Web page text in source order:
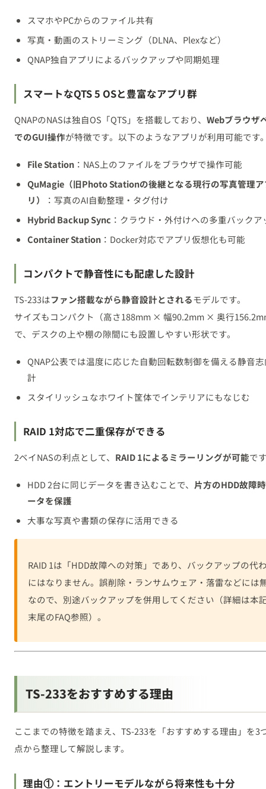
スマホやPCからのファイル共有
写真・動画のストリーミング（DLNA、Plexなど）
QNAP独自アプリによるバックアップや同期処理
スマートなQTS 5 OSと豊富なアプリ群
QNAPのNASは独自OS「QTS」を搭載しており、 Webブラウザ
でのGUI操作が特徴です。以下のようなアプリが利用可能です
File Station ：NAS上のファイルをブラウザで操作可能
QuMagie（旧Photo Stationの後継となる現行の写真管理
リ）
：写真のAI自動整理・タグ付け
Hybrid Backup Sync ：クラウド・外付けへの多重バックア
Container Station ：Docker対応でアプリ仮想化も可能
コンパクトで静音性にも配慮した設計
TS-233はファン搭載ながら静音設計とされるモデルです。
サイズもコンパクト（高さ188mm × 幅90.2mm × 奥行
で、デスクの上や棚の隙間にも設置しやすい形状です。
QNAP公表では温度に応じた自動回転数制御を備える静音
計
スタイリッシュなホワイト筐体でインテリアにもなじむ
RAID 1対応で二重保存ができる
2ベイNASの利点として、 RAID 1によるミラーリングが可能で
HDD 2台に同じデータを書き込むことで、 片方のHDD故障
ータを保護
大事な写真や書類の保存に活用できる
RAID 1は「HDD故障への対策」であり、バックアップの代
にはなりません。誤削除・ランサムウェア・落雷などには
なので、別途バックアップを併用してください（詳細は本
末尾のFAQ参照）。
TS-233をおすすめする理由
ここまでの特徴を踏まえ、TS-233を「おすすめする理由」を3
点から整理して解説します。
理由①：エントリーモデルながら将来性も十分